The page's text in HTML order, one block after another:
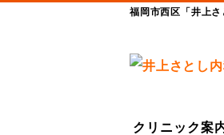
福岡市西区「井上
クリニック案